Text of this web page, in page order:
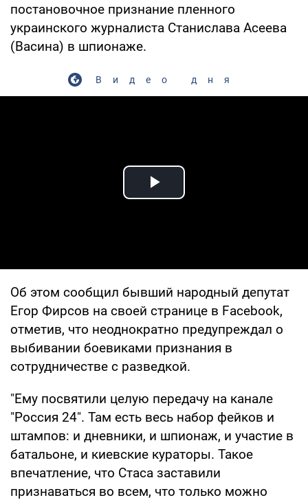
постановочное признание пленного
украинского журналиста Станислава Асеева
(Васина) в шпионаже.
Видео дня
Play Video
Об этом сообщил бывший народный депутат
Егор Фирсов на своей странице в Facebook,
отметив, что неоднократно предупреждал о
выбивании боевиками признания в
сотрудничестве с разведкой.
"Ему посвятили целую передачу на канале
"Россия 24". Там есть весь набор фейков и
штампов: и дневники, и шпионаж, и участие в
батальоне, и киевские кураторы. Такое
впечатление, что Стаса заставили
признаваться во всем, что только можно